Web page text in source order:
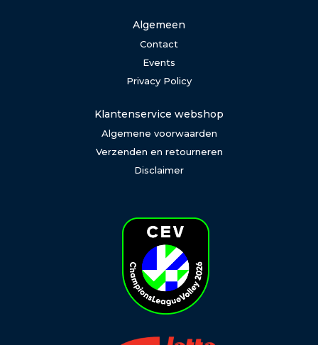
Algemeen
Contact
Events
Privacy Policy
Klantenservice webshop
Algemene voorwaarden
Verzenden en retourneren
Disclaimer